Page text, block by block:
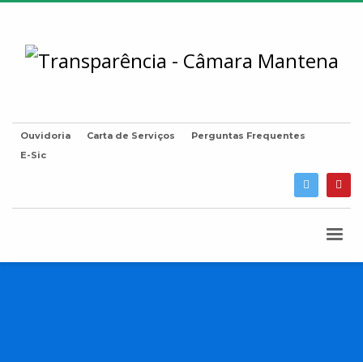
Ouvidoria Carta de Serviços
Perguntas Frequentes
E-Sic